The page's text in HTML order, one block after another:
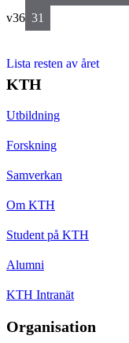
v36 31
Lista resten av året
KTH
Utbildning
Forskning
Samverkan
Om KTH
Student på KTH
Alumni
KTH Intranät
Organisation